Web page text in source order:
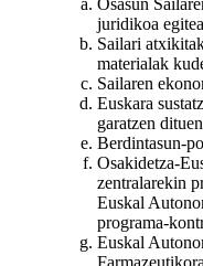
Osasun
juridikoa
Sailari
materialak
Sailaren
Euskara
garatzen
Berdintasun-
Osakidetza-
zentralarekin
Euskal
programa-
Euskal